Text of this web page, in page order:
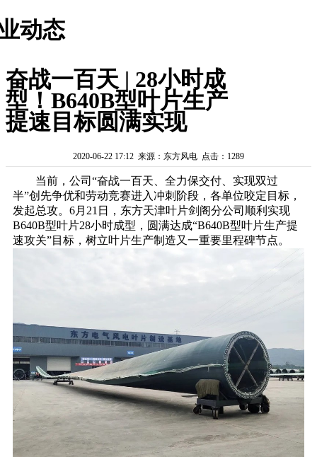
动态
奋战一百天 | 28小时成
型！B640B型叶片生产
提速目标圆满实现
2020-06-22 17:12 来源：东方风电 点击：1289
当前，公司“奋战一百天、全力保交付、实现双过
半”创先争优和劳动竞赛进入冲刺阶段，各单位咬定目标，
发起总攻。6月21日，东方天津叶片剑阁分公司顺利实现
B640B型叶片28小时成型，圆满达成“B640B型叶片生产提
速攻关”目标，树立叶片生产制造又一重要里程碑节点。